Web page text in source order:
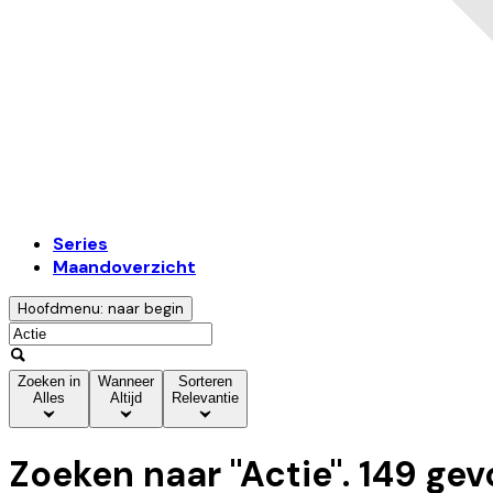
Series
Maandoverzicht
Hoofdmenu: naar begin
Zoeken in
Alles
Wanneer
Altijd
Sorteren
Relevantie
Zoeken naar "Actie". 149